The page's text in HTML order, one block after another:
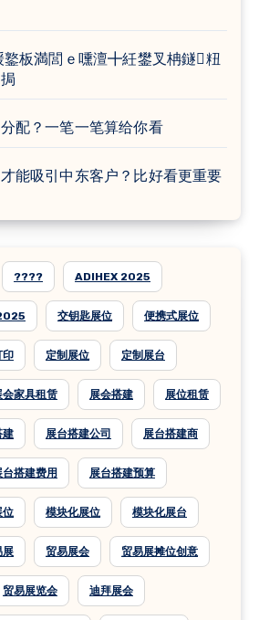
板満閭ｅ嚑澶╋紝鐢叉柟鐩粈
配？一笔一笔算给你看
能吸引中东客户？比好看更重要
???? ADIHEX 2025
交钥匙展位 便携式展位
印 定制展位 定制展台
会家具租赁 展会搭建 展位租赁
建 展台搭建公司 展台搭建商
台搭建费用 展台搭建预算
位 模块化展位 模块化展台
展 贸易展会 贸易展摊位创意
贸易展览会 迪拜展会